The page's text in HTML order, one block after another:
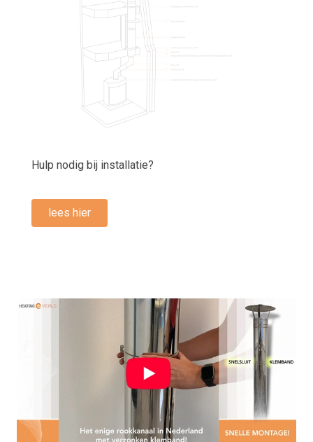
Hulp nodig bij installatie?
lees hier